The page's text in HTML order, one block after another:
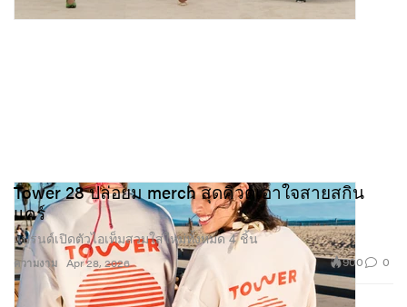
ความงาม
Tower 28 ปล่อยม merch สุดคิวต์เอาใจสายสกิน
แคร์
แบรนด์เปิดตัวไอเท็มสวมใส่ใหม่ทั้งหมด 4 ชิ้น
Apr 28, 2026 900 0